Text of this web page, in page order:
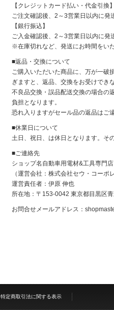
【クレジットカード払い・代金引換】
ご注文確認後、2～3営業日以内に発
【銀行振込】
ご入金確認後、2～3営業日以内に発
※在庫切れなど、発送にお時間をい
■返品・交換について
ご購入いただいた商品に、万が一破
ぎますと、返品、交換をお受けでき
不良品交換・誤品配送交換の場合の
負担となります。
恐れ入りますがセール品の返品はご
■休業日について
土日、祝日、は休日となります。そ
■ご連絡先
ショップ名自動車用電材&工具専門
（運営会社：株式会社セウ・コー
運営責任者：伊原 伸也
所在地：〒153-0042 東京都目黒区
お問合せメールアドレス：
特定商取引法に関する表示